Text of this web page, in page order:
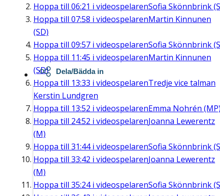
Hoppa till 06:21 i videospelarenSofia Skönnbrink
Hoppa till 07:58 i videospelarenMartin Kinnunen
(SD)
Hoppa till 09:57 i videospelarenSofia Skönnbrink
Hoppa till 11:45 i videospelarenMartin Kinnunen
(SD)
Hoppa till 13:33 i videospelarenTredje vice talman
Kerstin Lundgren
Hoppa till 13:52 i videospelarenEmma Nohrén
Hoppa till 24:52 i videospelarenJoanna Lewerentz
(M)
Hoppa till 31:44i videospelarenSofia Skönnbrink
Hoppa till 33:42 i videospelarenJoanna Lewerentz
(M)
Hoppa till 35:24i videospelarenSofia Skönnbrink
Dela/Bädda in